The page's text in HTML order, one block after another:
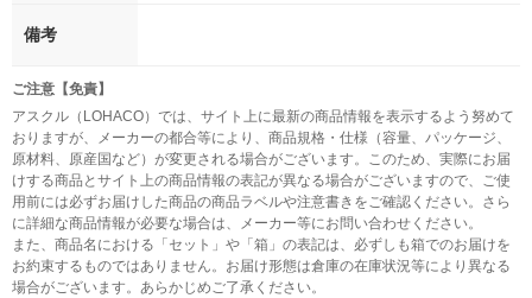
備考
ご注意【免責】
アスクル（LOHACO）では、サイト上に最新の商品情報を表示するよう努めて
おりますが、メーカーの都合等により、商品規格・仕様（容量、パッケージ、
原材料、原産国など）が変更される場合がございます。このため、実際にお届
けする商品とサイト上の商品情報の表記が異なる場合がございますので、ご使
用前には必ずお届けした商品の商品ラベルや注意書きをご確認ください。さら
に詳細な商品情報が必要な場合は、メーカー等にお問い合わせください。
また、商品名における「セット」や「箱」の表記は、必ずしも箱でのお届けを
お約束するものではありません。お届け形態は倉庫の在庫状況等により異なる
場合がございます。あらかじめご了承ください。